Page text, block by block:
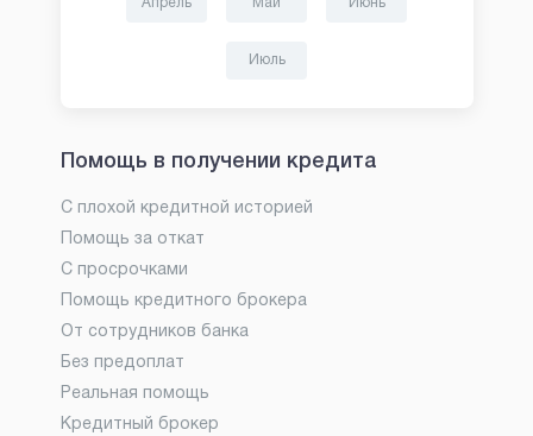
Апрель Май Июнь
Июль
Помощь в получении кредита
С плохой кредитной историей
Помощь за откат
С просрочками
Помощь кредитного брокера
От сотрудников банка
Без предоплат
Реальная помощь
Кредитный брокер